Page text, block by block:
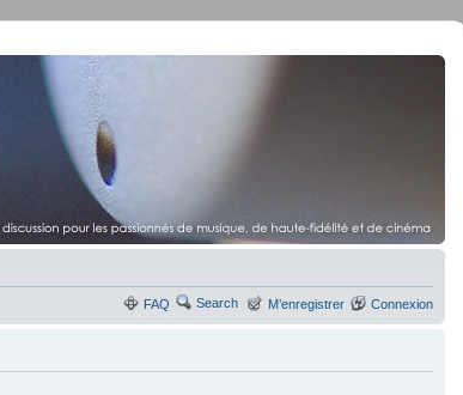
FAQ Search M’enregistrer Connexion